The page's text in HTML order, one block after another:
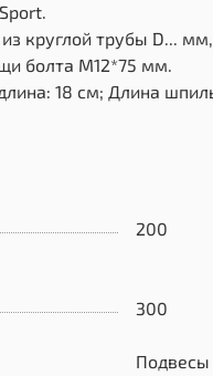
круглой трубы D...
болта М12*75 мм.
18 см; Длина
200
300
Подвесы